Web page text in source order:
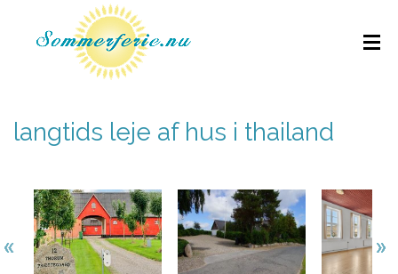
langtids leje af hus i thailand